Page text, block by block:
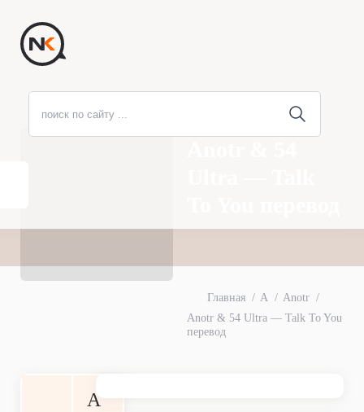
Главная A
Anotr
Anotr & 54 Ultra — Talk To You
перевод
A